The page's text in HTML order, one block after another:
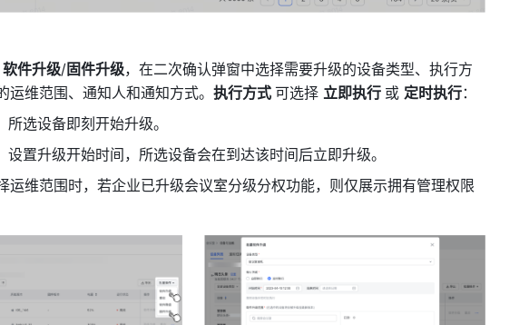
软件升级/固件升级，在二次确认弹窗中选择需要升级的设备类型、执行方
运维范围、通知人和通知方式。 执行方式 可选择 立即执行 或 定时执行：
所选设备即刻开始升级。
设置升级开始时间，所选设备会在到达该时间后立即升级。
运维范围时，若企业已升级会议室分级分权功能，则仅展示拥有管理权限